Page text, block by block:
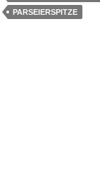
PARSEIERSPITZE